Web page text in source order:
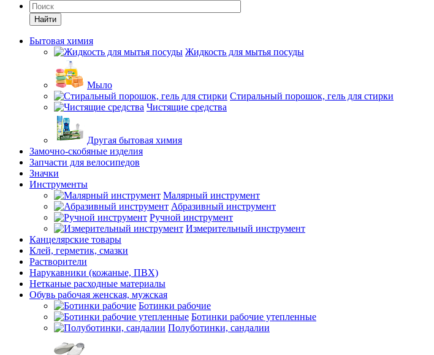
Найти
Бытовая химия
Жидкость для мытья посуды
Мыло
Стиральный порошок, гель для стирки
Чистящие средства
Другая бытовая химия
Замочно-скобяные изделия
Запчасти для велосипедов
Значки
Инструменты
Малярный инструмент
Абразивный инструмент
Ручной инструмент
Измерительный инструмент
Канцелярские товары
Клей, герметик, смазки
Растворители
Нарукавники (кожаные, ПВХ)
Нетканые расходные материалы
Обувь рабочая женская, мужская
Ботинки рабочие
Ботинки рабочие утепленные
Полуботинки, сандалии